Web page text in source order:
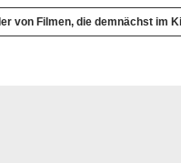
von Filmen, die demnächst im